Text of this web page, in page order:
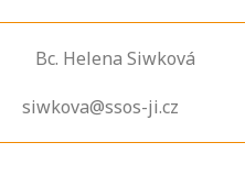
Bc. Helena Siwková
siwkova@ssos-ji.cz